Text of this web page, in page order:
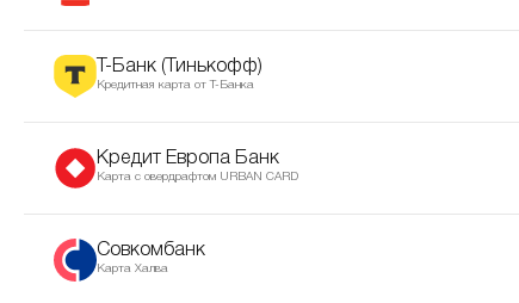
Т-Банк (Тинькофф)
Кредитная карта от Т-Банка
Кредит Европа Банк
Карта с овердрафтом URBAN CARD
Совкомбанк
Карта Халва